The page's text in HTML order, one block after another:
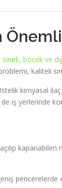
böcek ve
kaliteli
kimyasal
iş yerlerinde
pencerelerde